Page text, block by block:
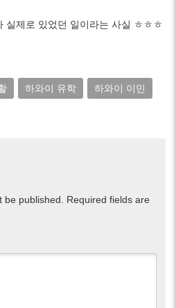
실제로 있었던 일이라는 사실 ㅎㅎㅎ
하와이 유학 하와이 이민
published.
Required fields are